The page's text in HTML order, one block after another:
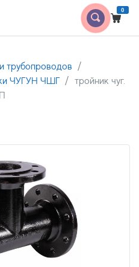
0
трубопроводов
ЧУГУН ЧШГ
тройник чуг.